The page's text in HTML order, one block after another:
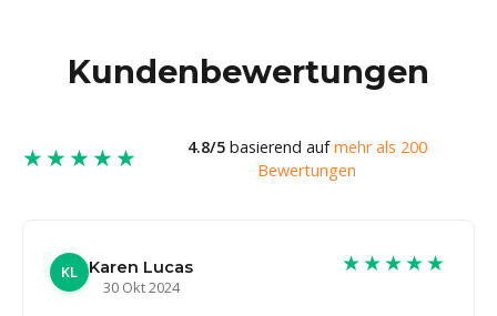
Kundenbewertungen
★★★★★ 4.8/5basierend aufmehr als 200
Bewertungen
KL
Karen Lucas
30 Okt 2024
★★★★★